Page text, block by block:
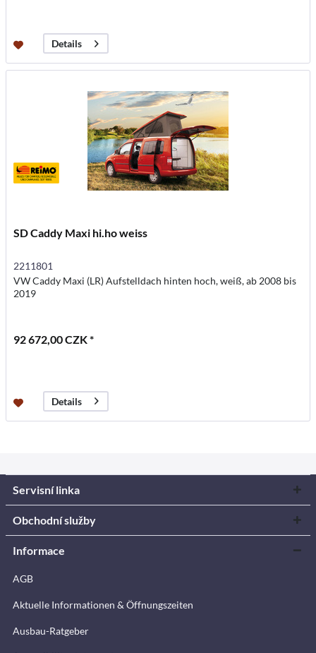
Details
SD Caddy Maxi hi.ho weiss
2211801
VW Caddy Maxi (LR) Aufstelldach hinten hoch, weiß, ab 2008 bis
2019
92 672,00 CZK *
Details
Servisní linka
Obchodní služby
Informace
AGB
Aktuelle Informationen & Öffnungszeiten
Ausbau-Ratgeber